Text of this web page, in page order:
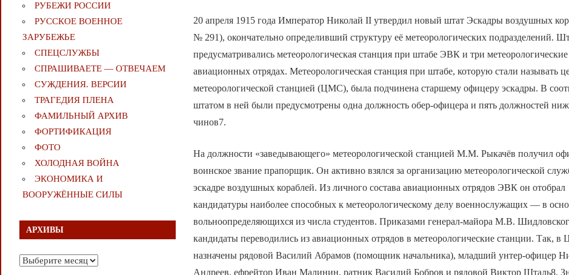
20 апреля 1915 года Император Николай II утвердил новый штат Эскадры воздушных
№ 291), окончательно определивший структуру её метеорологических подразделений.
предусматривались метеорологическая станция при штабе ЭВК и три
авиационных отрядах. Метеорологическая станция при штабе, которую стали называть
метеорологической станцией (ЦМС), была подчинена старшему офицеру эскадры. В
штатом в ней были предусмотрены одна должность обер-офицера и пять должностей
чинов7.
На должности «заведывающего» метеорологической станцией М.М. Рыкачёв получил
воинское звание прапорщик. Он активно взялся за организацию метеорологической
эскадре воздушных кораблей. Из личного состава авиационных отрядов ЭВК он отобрал
кандидатуры наиболее способных к метеорологическому делу военнослужащих — в
вольноопределяющихся из числа студентов. Приказами генерал-майора М.В.
кандидаты переводились из авиационных отрядов в метеорологические станции. Так,
назначены рядовой Василий Абрамов (помощник начальника), младший унтер-офицер
Андреев, ефрейтор Иван Малинин, ратник Василий Бобров и рядовой Виктор Шталь8.
РУБЕЖИ РОССИИ
РУССКОЕ ВОЕННОЕ
ЗАРУБЕЖЬЕ
СПЕЦСЛУЖБЫ
СПРАШИВАЕТЕ — ОТВЕЧАЕМ
СУЖДЕНИЯ. ВЕРСИИ
ТРАГЕДИЯ ПЛЕНА
ФАМИЛЬНЫЙ АРХИВ
ФОРТИФИКАЦИЯ
ФОТО
ХОЛОДНАЯ ВОЙНА
ЭКОНОМИКА И
ВООРУЖЁННЫЕ СИЛЫ
АРХИВЫ
Архивы